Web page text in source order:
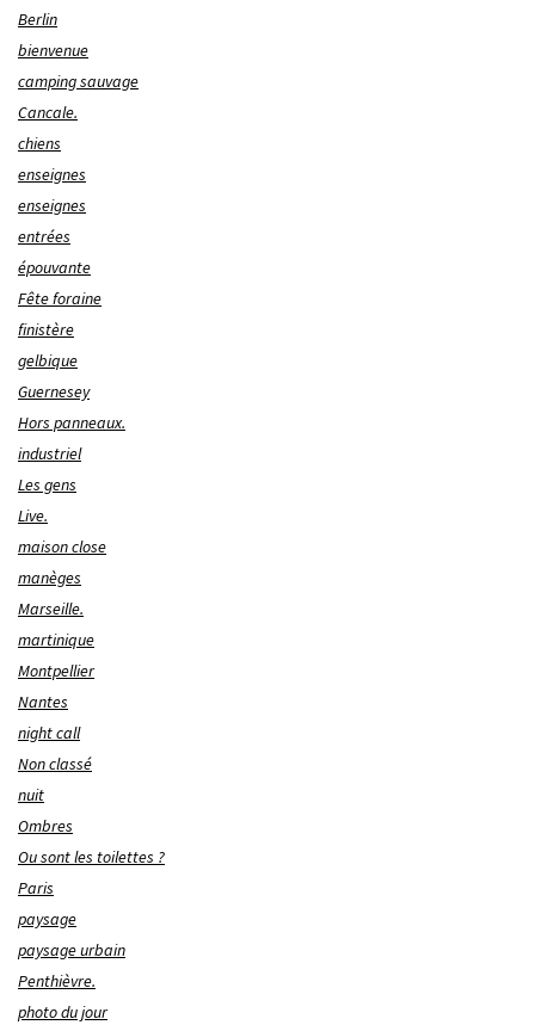
Berlin
bienvenue
camping sauvage
Cancale.
chiens
enseignes
enseignes
entrées
épouvante
Fête foraine
finistère
gelbique
Guernesey
Hors panneaux.
industriel
Les gens
Live.
maison close
manèges
Marseille.
martinique
Montpellier
Nantes
night call
Non classé
nuit
Ombres
Ou sont les toilettes ?
Paris
paysage
paysage urbain
Penthièvre.
photo du jour